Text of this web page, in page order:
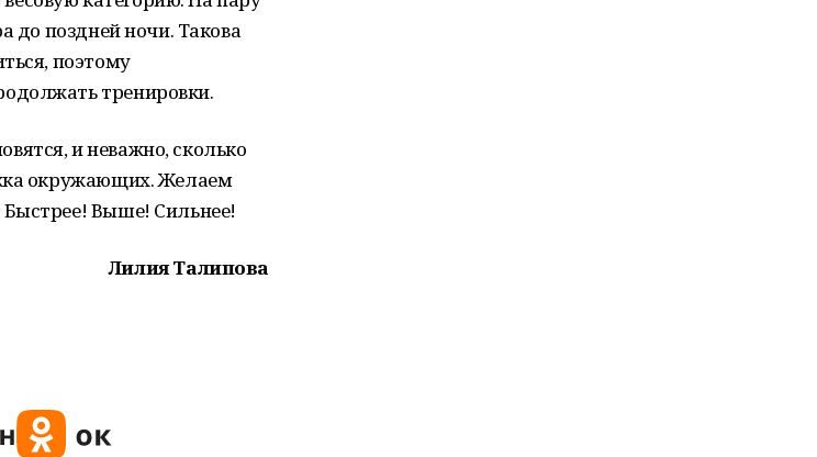
до поздней ночи. Такова
поэтому
тренировки.
и неважно, сколько
окружающих. Желаем
Быстрее! Выше! Сильнее!
Лилия Талипова